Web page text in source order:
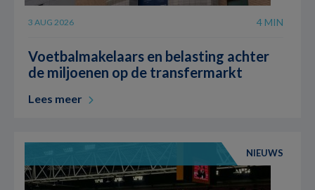
3 AUG 2026 4 MIN
Voetbalmakelaars en belasting achter
de miljoenen op de transfermarkt
Lees meer
NIEUWS